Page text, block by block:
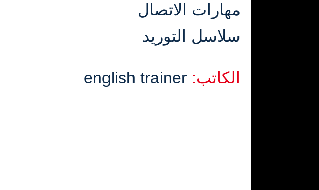
مهارات الاتصال
سلاسل التوريد
الكاتب: english trainer